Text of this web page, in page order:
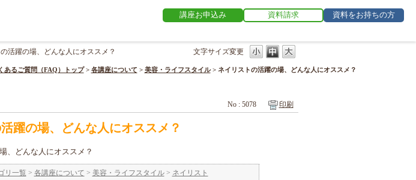
講座お申込み 資料請求 資料をお持ちの方
文字サイズ変更
活躍の場、どんな人にオススメ？
あるご質問（FAQ）トップ > 各講座について > 美容・ライフスタイル > ネイリストの活躍の場、どんな人にオススメ？
No : 5078 印刷
躍の場、どんな人にオススメ？
、どんな人にオススメ？
リ一覧 > 各講座について > 美容・ライフスタイル> ネイリスト